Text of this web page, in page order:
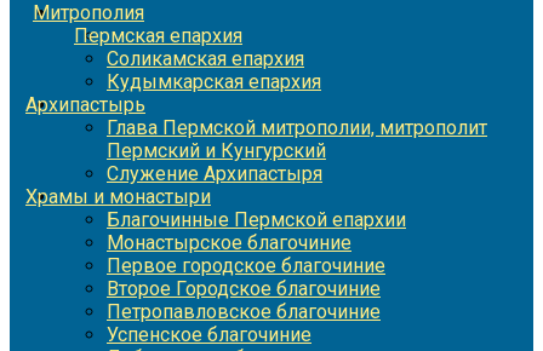
Митрополия
Пермская епархия
Соликамская епархия
Кудымкарская епархия
Архипастырь
Глава Пермской митрополии, митрополит
Пермский и Кунгурский
Служение Архипастыря
Храмы и монастыри
Благочинные Пермской епархии
Монастырское благочиние
Первое городское благочиние
Второе Городское благочиние
Петропавловское благочиние
Успенское благочиние